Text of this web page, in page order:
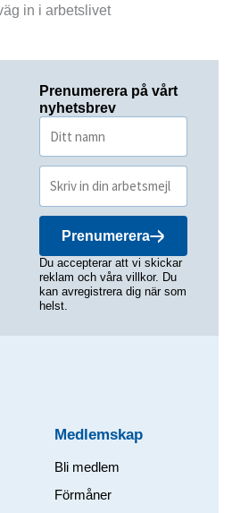
in i arbetslivet
Prenumerera på vårt
nyhetsbrev
Prenumerera
Du accepterar att vi skickar
reklam och våra villkor. Du
kan avregistrera dig när som
helst.
Medlemskap
Bli medlem
Förmåner